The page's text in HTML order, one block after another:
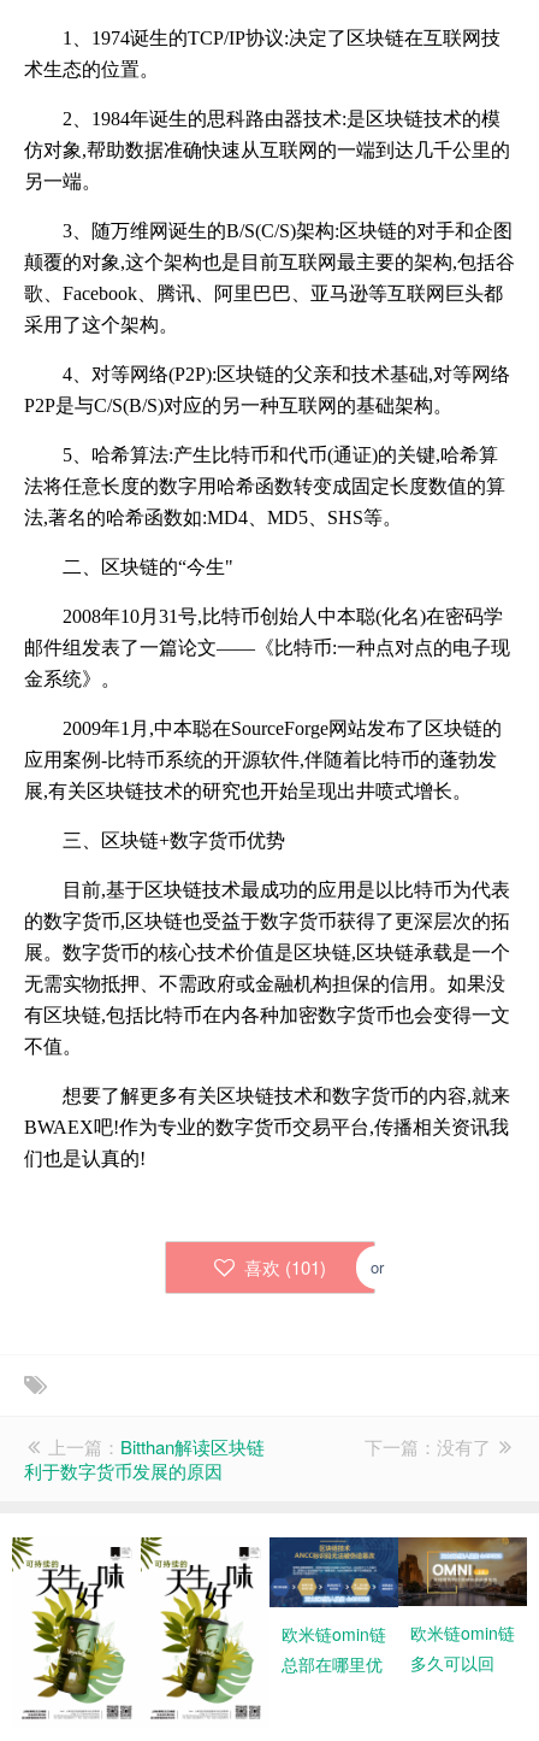
1、1974诞生的TCP/IP协议:决定了区块链在互联网技
术生态的位置。
2、1984年诞生的思科路由器技术:是区块链技术的模
仿对象,帮助数据准确快速从互联网的一端到达几千公里的
另一端。
3、随万维网诞生的B/S(C/S)架构:区块链的对手和企图
颠覆的对象,这个架构也是目前互联网最主要的架构,包括谷
歌、Facebook、腾讯、阿里巴巴、亚马逊等互联网巨头都
采用了这个架构。
4、对等网络(P2P):区块链的父亲和技术基础,对等网络
P2P是与C/S(B/S)对应的另一种互联网的基础架构。
5、哈希算法:产生比特币和代币(通证)的关键,哈希算
法将任意长度的数字用哈希函数转变成固定长度数值的算
法,著名的哈希函数如:MD4、MD5、SHS等。
二、区块链的“今生"
2008年10月31号,比特币创始人中本聪(化名)在密码学
邮件组发表了一篇论文——《比特币:一种点对点的电子现
金系统》。
2009年1月,中本聪在SourceForge网站发布了区块链的
应用案例-比特币系统的开源软件,伴随着比特币的蓬勃发
展,有关区块链技术的研究也开始呈现出井喷式增长。
三、区块链+数字货币优势
目前,基于区块链技术最成功的应用是以比特币为代表
的数字货币,区块链也受益于数字货币获得了更深层次的拓
展。数字货币的核心技术价值是区块链,区块链承载是一个
无需实物抵押、不需政府或金融机构担保的信用。如果没
有区块链,包括比特币在内各种加密数字货币也会变得一文
不值。
想要了解更多有关区块链技术和数字货币的内容,就来
BWAEX吧!作为专业的数字货币交易平台,传播相关资讯我
们也是认真的!
喜欢 (101) or
上一篇： Bitthan解读区块链
利于数字货币发展的原因
下一篇：没有了
欧米链omin链
总部在哪里优
欧米链omin链
多久可以回